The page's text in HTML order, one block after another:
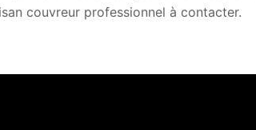
couvreur professionnel à contacter.